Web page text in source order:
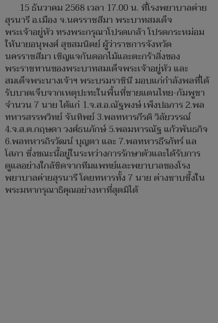
15 ธันวาคม 2568 เวลา 17.00 น. ที่โรงพยาบาลค่าย
สุรนารี อ.เมือง จ.นครราชสีมา พระบาทสมเด็จ
พระเจ้าอยู่หัว ทรงพระกรุณาโปรดเกล้า โปรดกระหม่อม
ให้นายอนุพงศ์ สุขสมนิตย์ ผู้ว่าราชการจังหวัด
นครราชสีมา เชิญแจกันดอกไม้และตะกร้าสิ่งของ
พระราชทานของพระบาทสมเด็จพระเจ้าอยู่หัว และ
สมเด็จพระนางเจ้าฯ พระบรมราชินี มอบแก่กำลังพลที่ได้
รับบาดเจ็บจากเหตุปะทะในพื้นที่ชายแดนไทย-กัมพูชา
จำนวน 7 นาย ได้แก่ 1.จ.ส.อ.ณัฐพงษ์ เพ็งปอภาร 2.พล
ทหารสรรพวิทย์ จันทิพย์ 3.พลทหารกีรติ วิลัยวรรณ์
4.จ.ส.ต.กฤษดา วงศ์ธนภักษ์ 5.พลมหารณัฐ แก้วพันธกิจ
6.พลทหารถิรวัฒน์ บุญตา และ 7.พลทหารธีรภัทร์ แล
โสภา ซึ่งขณะนี้อยู่ในระหว่างการรักษาตัวและได้รับการ
ดูแลอย่างใกล้ชิดจากทีมแพทย์และพยาบาลของโรง
พยาบาลค่ายสุรนารี โดยทหารทั้ง 7 นาย ต่างซาบซึ้งใน
พระมหากรุณาธิคุณอย่างหาที่สุดมิได้